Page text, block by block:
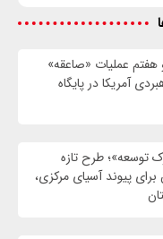
عملیات «صاعقه»
آمریکا در پایگاه
توسعه»؛ طرح تازه
پیوند آسیای مرکزی،